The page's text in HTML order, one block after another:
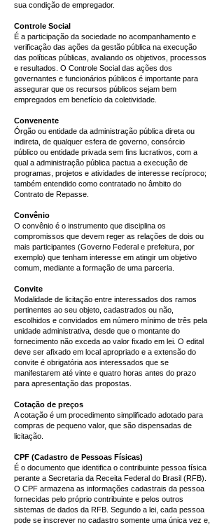
sua condição de empregador.
Controle Social
É a participação da sociedade no acompanhamento e
verificação das ações da gestão pública na execução
das políticas públicas, avaliando os objetivos, processos
e resultados. O Controle Social das ações dos
governantes e funcionários públicos é importante para
assegurar que os recursos públicos sejam bem
empregados em benefício da coletividade.
Convenente
Órgão ou entidade da administração pública direta ou
indireta, de qualquer esfera de governo, consórcio
público ou entidade privada sem fins lucrativos, com a
qual a administração pública pactua a execução de
programas, projetos e atividades de interesse recíproco;
também entendido como contratado no âmbito do
Contrato de Repasse.
Convênio
O convênio é o instrumento que disciplina os
compromissos que devem reger as relações de dois ou
mais participantes (Governo Federal e prefeitura, por
exemplo) que tenham interesse em atingir um objetivo
comum, mediante a formação de uma parceria.
Convite
Modalidade de licitação entre interessados dos ramos
pertinentes ao seu objeto, cadastrados ou não,
escolhidos e convidados em número mínimo de três pela
unidade administrativa, desde que o montante do
fornecimento não exceda ao valor fixado em lei. O edital
deve ser afixado em local apropriado e a extensão do
convite é obrigatória aos interessados que se
manifestarem até vinte e quatro horas antes do prazo
para apresentação das propostas.
Cotação de preços
A cotação é um procedimento simplificado adotado para
compras de pequeno valor, que são dispensadas de
licitação.
CPF (Cadastro de Pessoas Físicas)
É o documento que identifica o contribuinte pessoa física
perante a Secretaria da Receita Federal do Brasil (RFB).
O CPF armazena as informações cadastrais da pessoa
fornecidas pelo próprio contribuinte e pelos outros
sistemas de dados da RFB. Segundo a lei, cada pessoa
pode se inscrever no cadastro somente uma única vez e,